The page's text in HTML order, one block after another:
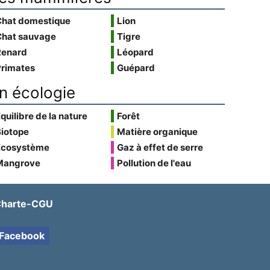
domestique
sauvage
Lion
Tigre
Léopard
Guépard
écologie
de la nature
Forêt
Matière organique
Gaz à effet de serre
Pollution de l'eau
CGU
Facebook